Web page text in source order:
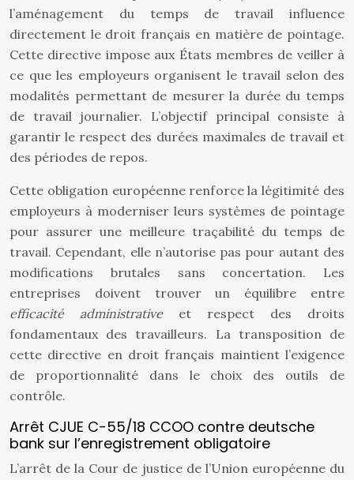
l’aménagement du temps de travail influence
directement le droit français en matière de pointage.
Cette directive impose aux États membres de veiller à
ce que les employeurs organisent le travail selon des
modalités permettant de mesurer la durée du temps
de travail journalier. L’objectif principal consiste à
garantir le respect des durées maximales de travail et
des périodes de repos.
Cette obligation européenne renforce la légitimité des
employeurs à moderniser leurs systèmes de pointage
pour assurer une meilleure traçabilité du temps de
travail. Cependant, elle n’autorise pas pour autant des
modifications brutales sans concertation. Les
entreprises doivent trouver un équilibre entre
efficacité administrative et respect des droits
fondamentaux des travailleurs. La transposition de
cette directive en droit français maintient l’exigence
de proportionnalité dans le choix des outils de
contrôle.
Arrêt CJUE C-55/18 CCOO contre deutsche
bank sur l’enregistrement obligatoire
L’arrêt de la Cour de justice de l’Union européenne du